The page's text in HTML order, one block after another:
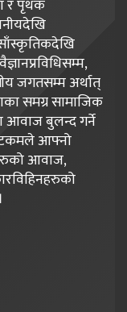
र पृथक
जगतसम्म अर्थात्
समग्र सामाजिक
आवाज बुलन्द गर्ने
आफ्नो
आवाज,